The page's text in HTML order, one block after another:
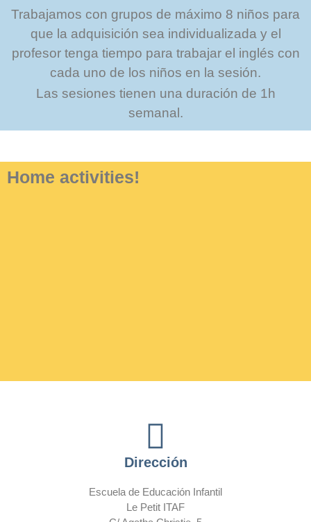
Trabajamos con grupos de máximo 8 niños para
que la adquisición sea individualizada y el
profesor tenga tiempo para trabajar el inglés con
cada uno de los niños en la sesión.
Las sesiones tienen una duración de 1h
semanal.
Home activities!
Dirección
Escuela de Educación Infantil
Le Petit ITAF